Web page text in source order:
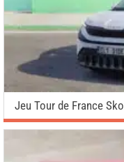
Jeu Tour de France